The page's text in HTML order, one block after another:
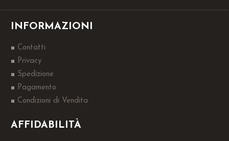
INFORMAZIONI
Contatti
Privacy
Spedizione
Pagamento
Condizioni di Vendita
AFFIDABILITÀ